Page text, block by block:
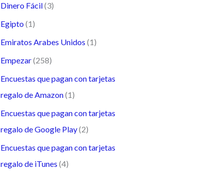
Dinero Fácil(3)
Egipto (1)
Emiratos Arabes Unidos (1)
Empezar(258)
Encuestas que pagan con tarjetas
regalo de Amazon(1)
Encuestas que pagan con tarjetas
regalo de Google Play(2)
Encuestas que pagan con tarjetas
regalo de iTunes (4)